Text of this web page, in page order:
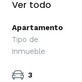
Ver todo
Apartamento
Tipo de
Inmueble
3